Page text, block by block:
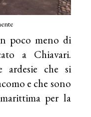
poco meno di
a Chiavari.
ardesie che si
e che sono
per la